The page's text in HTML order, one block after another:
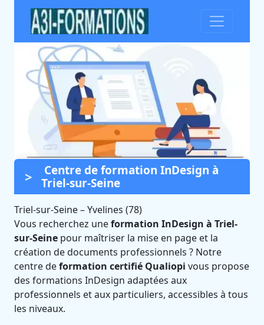
Formation InDesign à Triel-
sur-Seine (Yvelines)
Certifié Qualiopi et éligible CPF
Centre de formation InDesign à
Triel-sur-Seine
Triel-sur-Seine–Yvelines (78)
Vous recherchez uneformation InDesign à Triel-
sur-Seine pour maîtriser la mise en page et la
création de documents professionnels ? Notre
centre deformation certifié Qualiopi vous propose
des formations InDesign adaptées aux
professionnels et aux particuliers, accessibles à tous
les niveaux.